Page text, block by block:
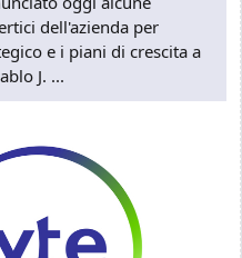
dell'azienda per
e i piani di crescita a
J. ...